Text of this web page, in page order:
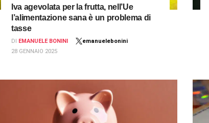
Iva agevolata per la frutta, nell’Ue
l’alimentazione sana è un problema di
tasse
DI EMANUELE BONINI
emanuelebonini
28 GENNAIO 2025